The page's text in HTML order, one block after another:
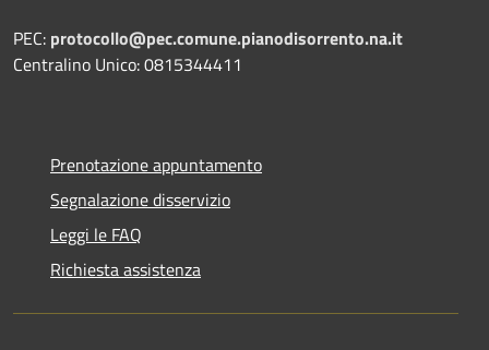
PEC: protocollo@pec.comune.pianodisorrento.na.it
Centralino Unico: 0815344411
Prenotazione appuntamento
Segnalazione disservizio
Leggi le FAQ
Richiesta assistenza